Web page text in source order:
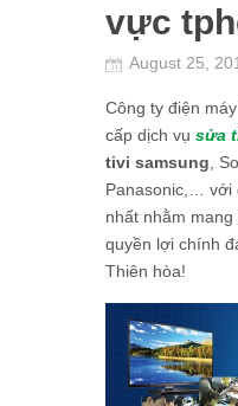
vực
August 25,
Công ty điện
cấp dịch vụ sửa
tivi samsung ,
Panasonic,… với
nhất nhằm
quyền lợi chính
Thiên hòa!